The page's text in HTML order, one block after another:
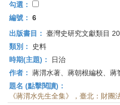
勾選：
編號： 6
出版書目： 臺灣史研究文獻類目
類別：
史料
時期(主題)：
日治
作者： 蔣渭水著、蔣朝根編校、蔣
題名 (點擊閱讀)：
《蔣渭水先生全集》，臺北：財團